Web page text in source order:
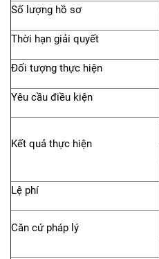
Số lượng hồ sơ
Thời hạn giải quyết
Đối tượng thực hiện
Yêu cầu điều kiện
Kết quả thực hiện
Lệ phí
Căn cứ pháp lý